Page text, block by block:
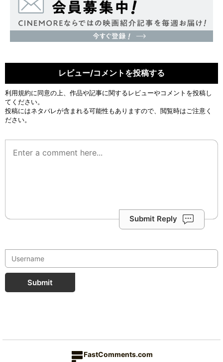
レビュー/コメントを投稿する
利用規約に同意の上、作品や記事に関するレビューやコメントを投稿し
てください。
投稿にはネタバレが含まれる可能性もありますので、閲覧時はご注意く
ださい。
Submit Reply
Submit
FastComments.com